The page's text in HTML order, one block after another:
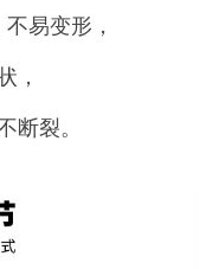
易变形，
，
断裂。